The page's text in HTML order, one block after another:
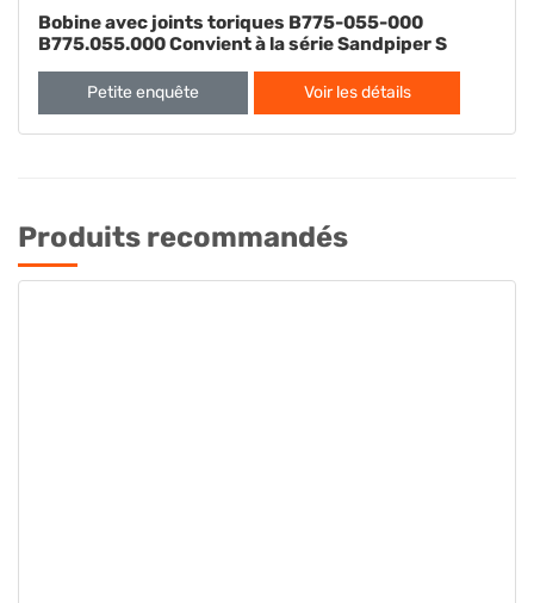
Bobine avec joints toriques B775-055-000
B775.055.000 Convient à la série Sandpiper S
Petite enquête Voir les détails
Produits recommandés